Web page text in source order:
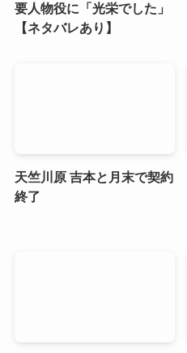
要人物役に「光栄でした」
【ネタバレあり】
天竺川原 吉本と月末で契約
終了